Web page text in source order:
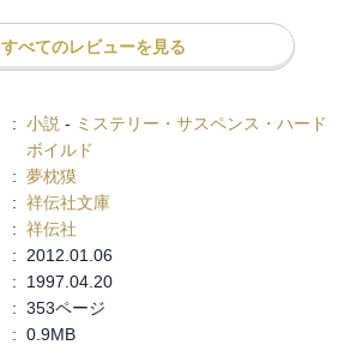
すべてのレビューを見る
: 小説 - ミステリー・サスペンス・ハード
ボイルド
: 夢枕獏
: 祥伝社文庫
: 祥伝社
:
2012.01.06
:
1997.04.20
: 353ページ
: 0.9MB